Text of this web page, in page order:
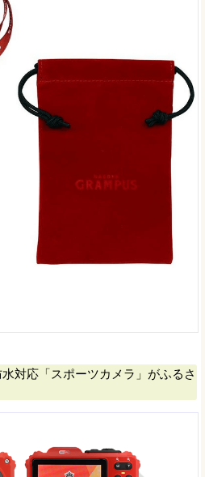
対応「スポーツカメラ」がふるさ